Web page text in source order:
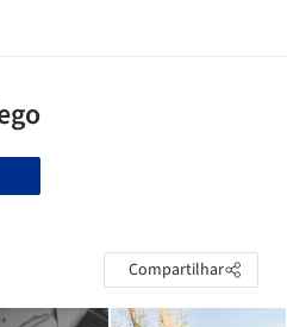
Compartilhar